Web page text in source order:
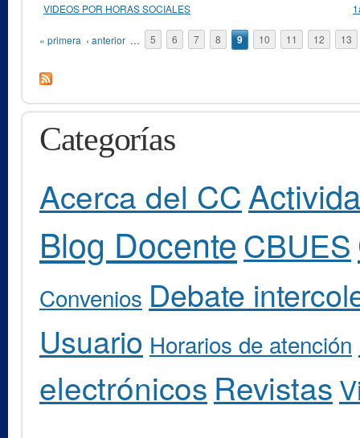
VIDEOS POR HORAS SOCIALES
Páginas
« primera ‹ anterior … 5 6 7 8 9 10 11 12 13
Categorías
Acerca del CC
Blog Docente CBUES
Convenios Debate
Usuario Horarios de atención
electrónicos Revistas